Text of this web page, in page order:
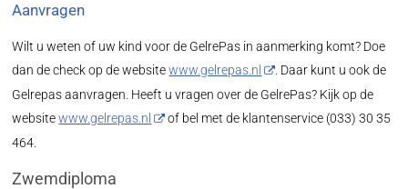
Aanvragen
Wilt u weten of uw kind voor de GelrePas in aanmerking komt? Doe
dan de check op de websitewww.gelrepas.nl
. Daar kunt u ook de
Gelrepas aanvragen. Heeft u vragen over de GelrePas? Kijk op de
websitewww.gelrepas.nl
of bel met de klantenservice (033) 30 35
464.
Zwemdiploma